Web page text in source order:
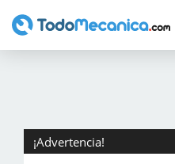
¡Advertencia!